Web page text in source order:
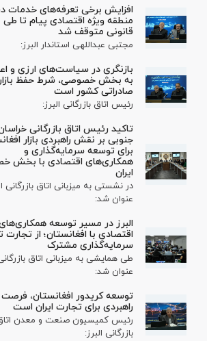
افزایش برخی تعرفه‌های خدمات
منطقه ویژه اقتصادی پیام تا طی
قانونی متوقف شد
مجتبی عبداللهی استاندار البرز:
بازنگری در سیاست‌های ارزی و
به بخش خصوصی، شرط حفظ
صادراتی کشور است
رئیس اتاق بازرگانی البرز:
تاکید رئیس اتاق بازرگانی
جنوبی بر نقش راهبردی بازار
برای توسعه سرمایه‌گذاری و
همکاری‌های اقتصادی با بخش
ایران
در نشستی به میزبانی اتاق بازرگانی
عنوان شد:
البرز در مسیر توسعه
اقتصادی با افغانستان؛ از تجارت
سرمایه‌گذاری مشترک
طی همایشی به میزبانی اتاق
عنوان شد:
توسعه کریدور افغانستان، فرصت
راهبردی برای تجارت ایران است
رئیس کمیسیون صنعت و معدن
بازرگانی البرز: